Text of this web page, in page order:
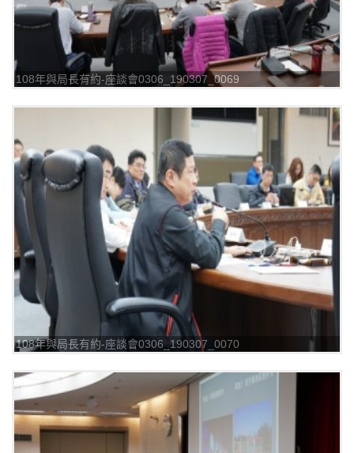
108年與局長有約-座談會0306_190307_0069
108年與局長有約-座談會0306_190307_0070